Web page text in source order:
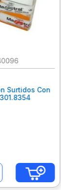
Surtidos Con